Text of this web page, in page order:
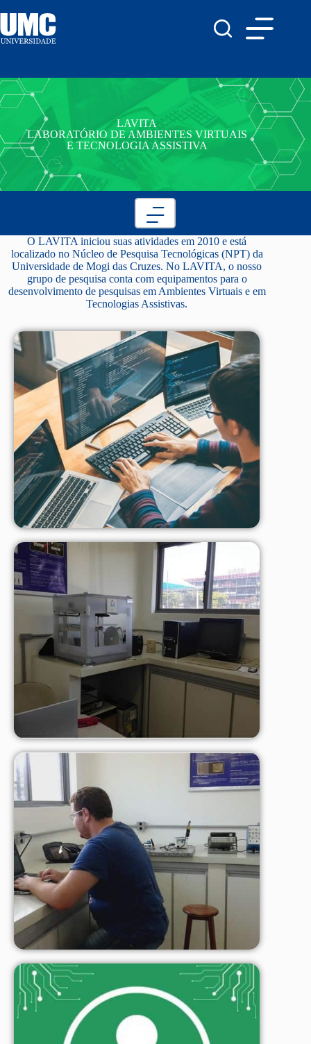
LAVITA
LABORATÓRIO DE AMBIENTES VIRTUAIS
E TECNOLOGIA ASSISTIVA
O LAVITA iniciou suas atividades em 2010 e está
localizado no Núcleo de Pesquisa Tecnológicas (NPT) da
Universidade de Mogi das Cruzes. No LAVITA, o nosso
grupo de pesquisa conta com equipamentos para o
desenvolvimento de pesquisas em Ambientes Virtuais e em
Tecnologias Assistivas.